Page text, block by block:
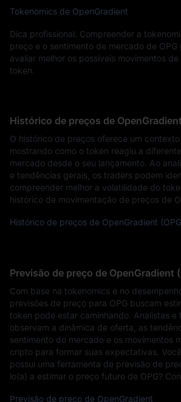
Tokenomics de OpenGradient
Dica profissional: Compreender a
preço e o sentimento de mercado de
avaliar melhor os possíveis movimentos
token.
Histórico de preços de
O histórico de preços oferece um contexto
mostrando como o token reagiu a
mercado desde o seu lançamento. Ao
e tendências gerais, os traders podem
compreender melhor a volatilidade do
histórico de movimentação de preços de
Histórico de preços de OpenGradient
Previsão de preço de OpenGradient
Com base na tokenomics e no
previsões de preço para OPG buscam
token pode estar caminhando. Analistas e
observam a dinâmica de oferta, as
sentimento do mercado e os movimentos
cripto para formar suas expectativas.
possui uma ferramenta de previsão de
lo(a) a estimar o preço futuro de OPG?
Previsão de preço de OpenGradient